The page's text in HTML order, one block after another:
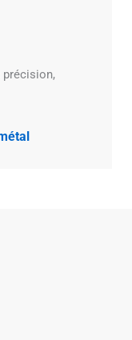
précision,